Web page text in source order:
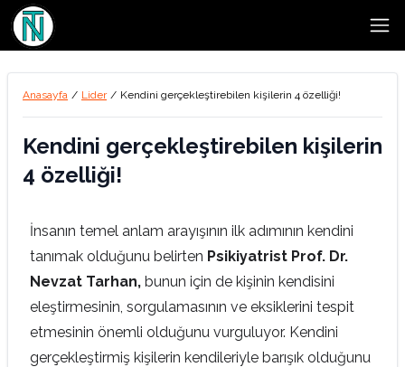
Anasayfa / Lider / Kendini gerçekleştirebilen kişilerin 4 özelliği!
Kendini gerçekleştirebilen kişilerin
4 özelliği!
İnsanın temel anlam arayışının ilk adımının kendini
tanımak olduğunu belirten Psikiyatrist Prof. Dr.
Nevzat Tarhan, bunun için de kişinin kendisini
eleştirmesinin, sorgulamasının ve eksiklerini tespit
etmesinin önemli olduğunu vurguluyor. Kendini
gerçekleştirmiş kişilerin kendileriyle barışık olduğunu